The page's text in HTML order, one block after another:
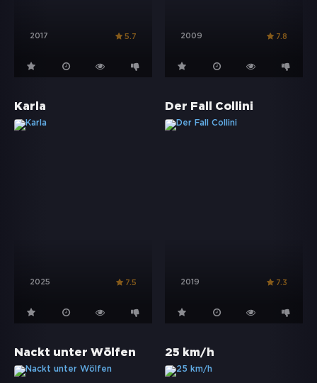
2017 5.7 2009 7.8
Karla
2025 7.5
Der Fall Collini
2019 7.3
Nackt unter Wölfen 25 km/h